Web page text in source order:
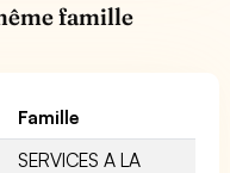
famille
Famille
SERVICES A LA